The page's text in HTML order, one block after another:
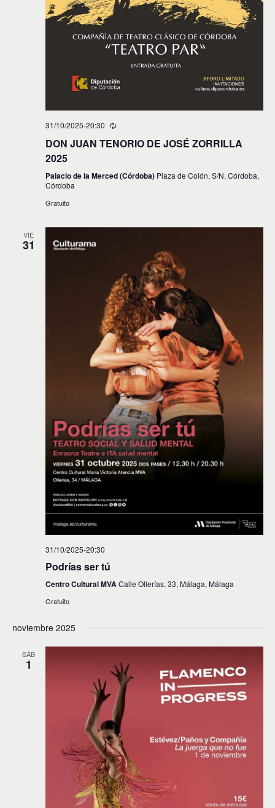
31/10/2025-20:30
DON JUAN TENORIO DE JOSÉ ZORRILLA
2025
Palacio de la Merced (Córdoba) Plaza de Colón, S/N, Córdoba,
Córdoba
Gratuito
VIE
31
31/10/2025-20:30
Podrías ser tú
Centro Cultural MVACalle Ollerías, 33, Málaga, Málaga
Gratuito
noviembre 2025
SÁB
1